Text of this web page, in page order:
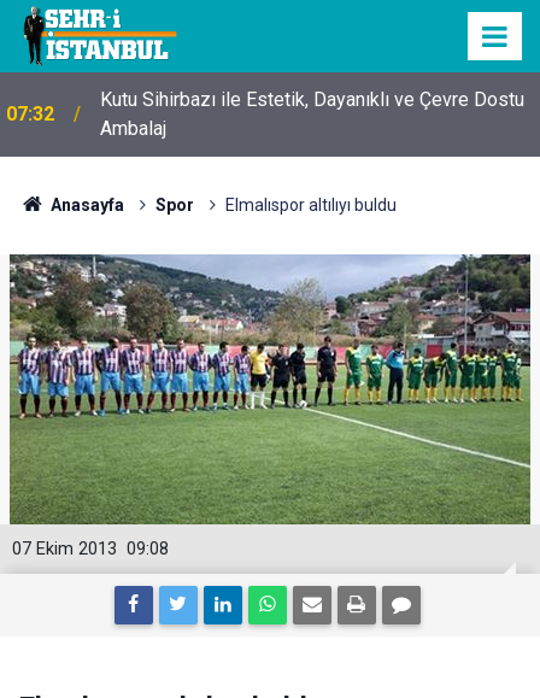
07:32
Kutu Sihirbazı ile Estetik, Dayanıklı ve Çevre Dostu
Ambalaj
Anasayfa Spor Elmalıspor altılıyı buldu
09:08
07 Ekim 2013